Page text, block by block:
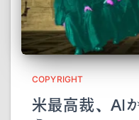
COPYRIGHT
米最高裁、AI